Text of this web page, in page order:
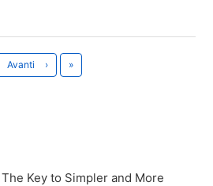
Avanti › Ultima
»
Key to Simpler and More